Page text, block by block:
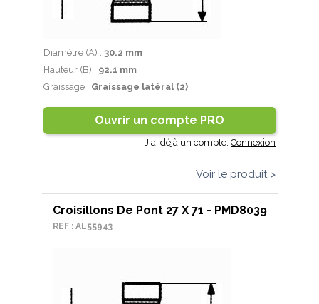
Diamètre (A) : 30.2 mm
Hauteur (B) : 92.1 mm
Graissage : Graissage latéral (2)
Ouvrir un compte PRO
J'ai déjà un compte. Connexion
Voir le produit >
Croisillons De Pont 27 X 71 - PMD8039
REF : AL55943